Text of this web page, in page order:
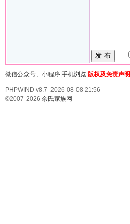
发 布
微信公众号、小程序 手机浏览 版权及免责声明
PHPWIND v8.7 2026-08-08 21:56
©2007-2026 余氏家族网